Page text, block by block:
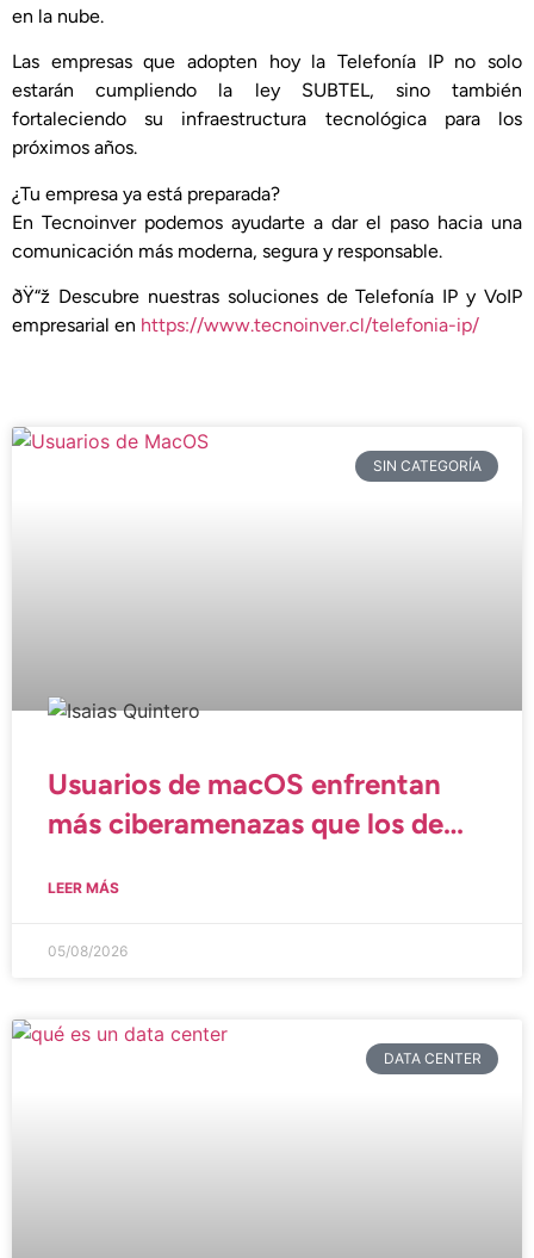
en la nube.
Las empresas que adopten hoy la Telefonía IP no solo
estarán cumpliendo la ley SUBTEL, sino también
fortaleciendo su infraestructura tecnológica para los
próximos años.
¿Tu empresa ya está preparada?
En Tecnoinver podemos ayudarte a dar el paso hacia una
comunicación más moderna, segura y responsable.
ðŸ“ž Descubre nuestras soluciones de Telefonía IP y VoIP
empresarial en https://www.tecnoinver.cl/telefonia-ip/
SIN CATEGORÍA
Usuarios de macOS enfrentan
más ciberamenazas que los de
LEER MÁS
05/08/2026
DATA CENTER